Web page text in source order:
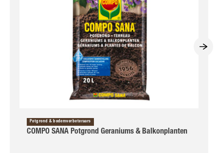
Potgrond & bodemverbeteraars
COMPO SANA Potgrond Geraniums & Balkonplanten